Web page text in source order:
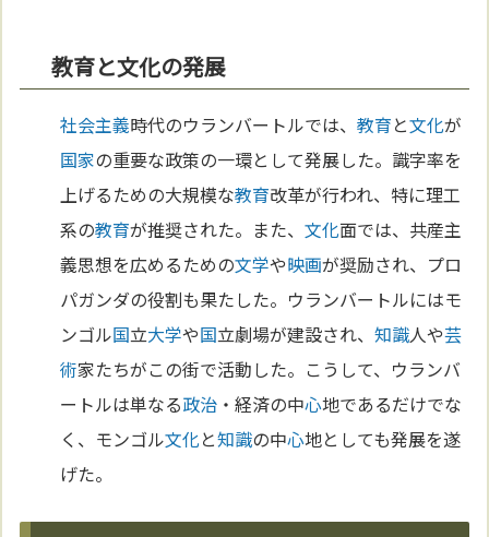
教育と文化の発展
社会主義時代のウランバートルでは、教育と文化が
国家の重要な政策の一環として発展した。識字率を
上げるための大規模な教育改革が行われ、特に理工
系の教育が推奨された。また、文化面では、共産主
義思想を広めるための文学や映画が奨励され、プロ
パガンダの役割も果たした。ウランバートルにはモ
ンゴル国立大学や国立劇場が建設され、知識人や芸
術家たちがこの街で活動した。こうして、ウランバ
ートルは単なる政治 ・経済の中心地であるだけでな
く、モンゴル文化と知識の中心地としても発展を遂
げた。